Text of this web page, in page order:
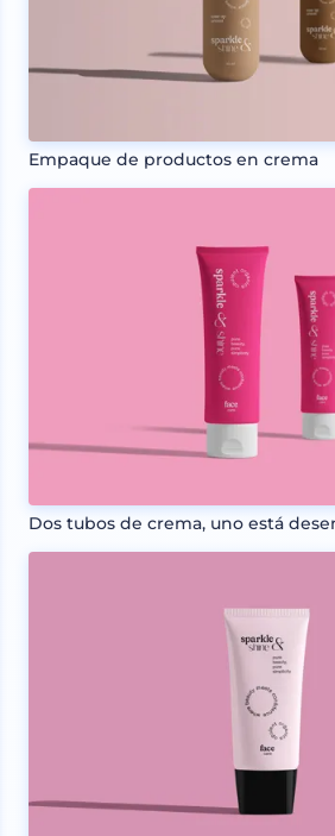
Empaque de productos en crema
Dos tubos de crema, uno está